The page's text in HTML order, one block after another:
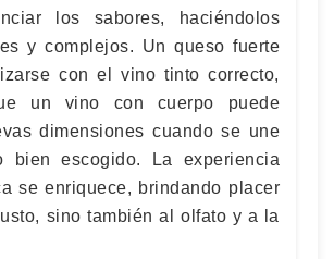
los sabores, haciéndolos
y complejos. Un queso fuerte
con el vino tinto correcto,
un vino con cuerpo puede
dimensiones cuando se une
bien escogido. La experiencia
se enriquece, brindando placer
sino también al olfato y a la